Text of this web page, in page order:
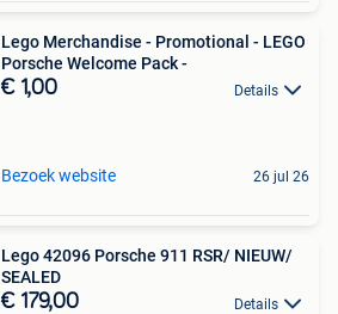
Lego Merchandise - Promotional - LEGO
Porsche Welcome Pack -
€ 1,00 Details
Bezoek website 26 jul 26
Lego 42096 Porsche 911 RSR/ NIEUW/
SEALED
€ 179,00 Details